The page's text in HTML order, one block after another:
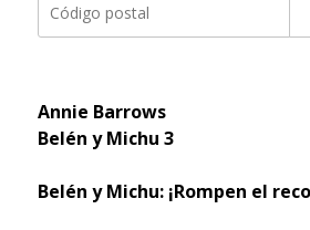
Annie Barrows
Belén y Michu 3
Belén y Michu: ¡Rompen el